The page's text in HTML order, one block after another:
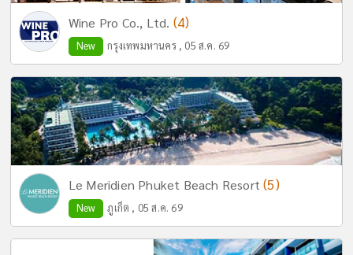
Wine Pro Co., Ltd. (4)
New กรุงเทพมหานคร , 05 ส.ค. 69
Le Meridien Phuket Beach Resort(5)
New ภูเก็ต , 05 ส.ค. 69